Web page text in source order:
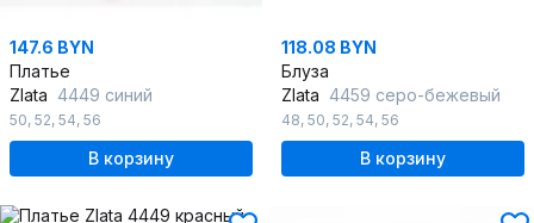
147.6 BYN
Платье
Zlata 4449 синий
50, 52, 54, 56
В корзину
118.08 BYN
Блуза
Zlata 4459 серо-бежевый
48, 50, 52, 54, 56
В корзину